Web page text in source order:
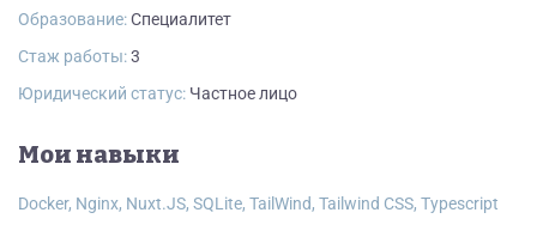
Образование:Cпециалитет
Стаж работы:3
Юридический статус: Частное лицо
Мои навыки
Docker, Nginx, Nuxt.JS, SQLite, TailWind, Tailwind CSS, Typescript